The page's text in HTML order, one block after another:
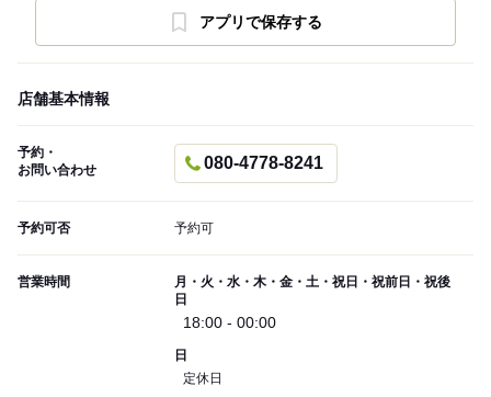
アプリで保存する
店舗基本情報
予約・
お問い合わせ
080-4778-8241
予約可否 予約可
営業時間
月・火・水・木・金・土・祝日・祝前日・祝後
日
18:00 - 00:00
日
定休日